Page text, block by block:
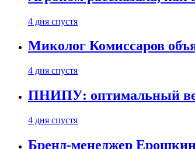
4 дня спустя
Миколог Комиссаров
4 дня спустя
ПНИПУ: оптимальный
4 дня спустя
Бренд-менеджер